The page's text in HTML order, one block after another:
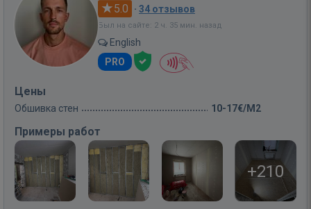
5.0 · 34 отзывов
Был на сайте: 2 ч. 35 мин. назад
English
PRO
Цены
Обшивка стен 10-17€/M2
Примеры работ
+210